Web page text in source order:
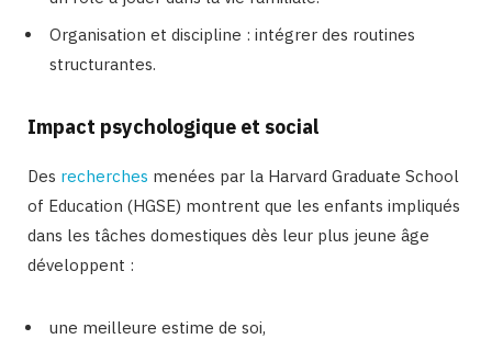
Organisation et discipline : intégrer des routines
structurantes.
Impact psychologique et social
Des recherches menées par la Harvard Graduate School
of Education (HGSE) montrent que les enfants impliqués
dans les tâches domestiques dès leur plus jeune âge
développent :
une meilleure estime de soi,